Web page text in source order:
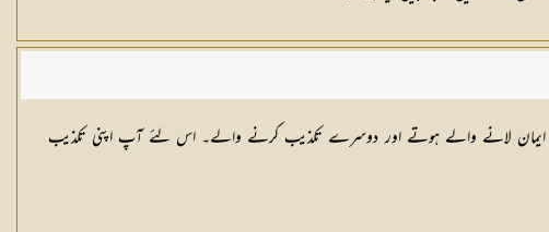
ان پر ایمان لانے والے ہوتے اور دوسرے تکذیب کرنے والے۔ اس لئے آپ اپنی تکذیب